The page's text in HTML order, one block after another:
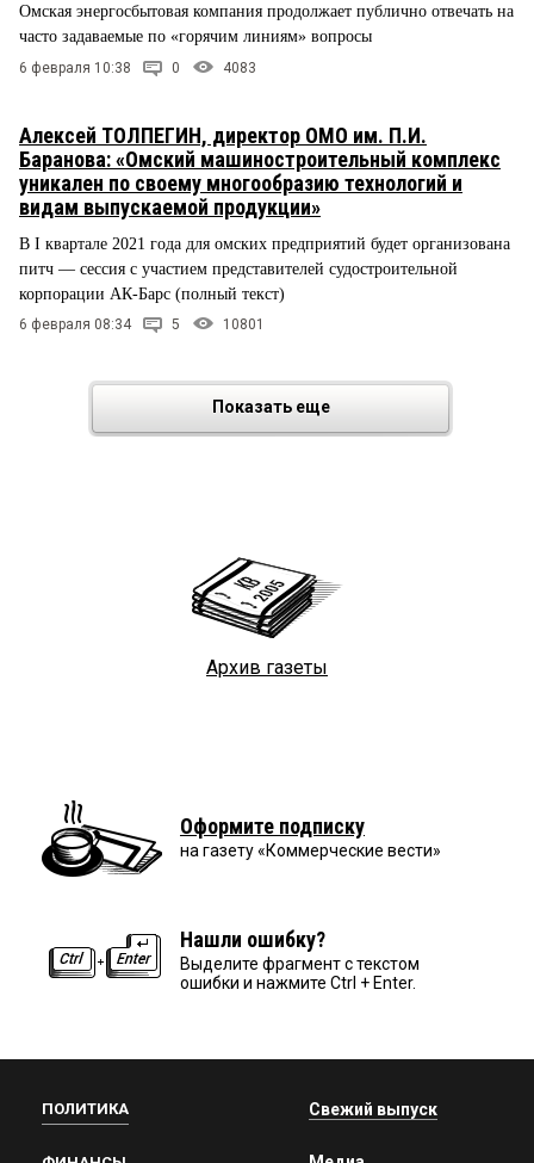
Омская энергосбытовая компания продолжает публично отвечать на
часто задаваемые по «горячим линиям» вопросы
6 февраля 10:38 0 4083
Алексей ТОЛПЕГИН, директор ОМО им. П.И.
Баранова: «Омский машиностроительный комплекс
уникален по своему многообразию технологий и
видам выпускаемой продукции»
В I квартале 2021 года для омских предприятий будет организована
питч — сессия с участием представителей судостроительной
корпорации АК-Барс (полный текст)
6 февраля 08:34 5 10801
Показать еще
Архив газеты
Оформите подписку
на газету «Коммерческие вести»
Нашли ошибку?
Выделите фрагмент с текстом
ошибки и нажмите Ctrl + Enter.
ПОЛИТИКА Свежий выпуск